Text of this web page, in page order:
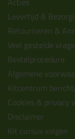
Levertijd &
Retourneren &
Veel gestelde
Bestelprocedure
Algemene
Kitcentrum
Cookies & privacy
Disclaimer
Kit cursus volgen